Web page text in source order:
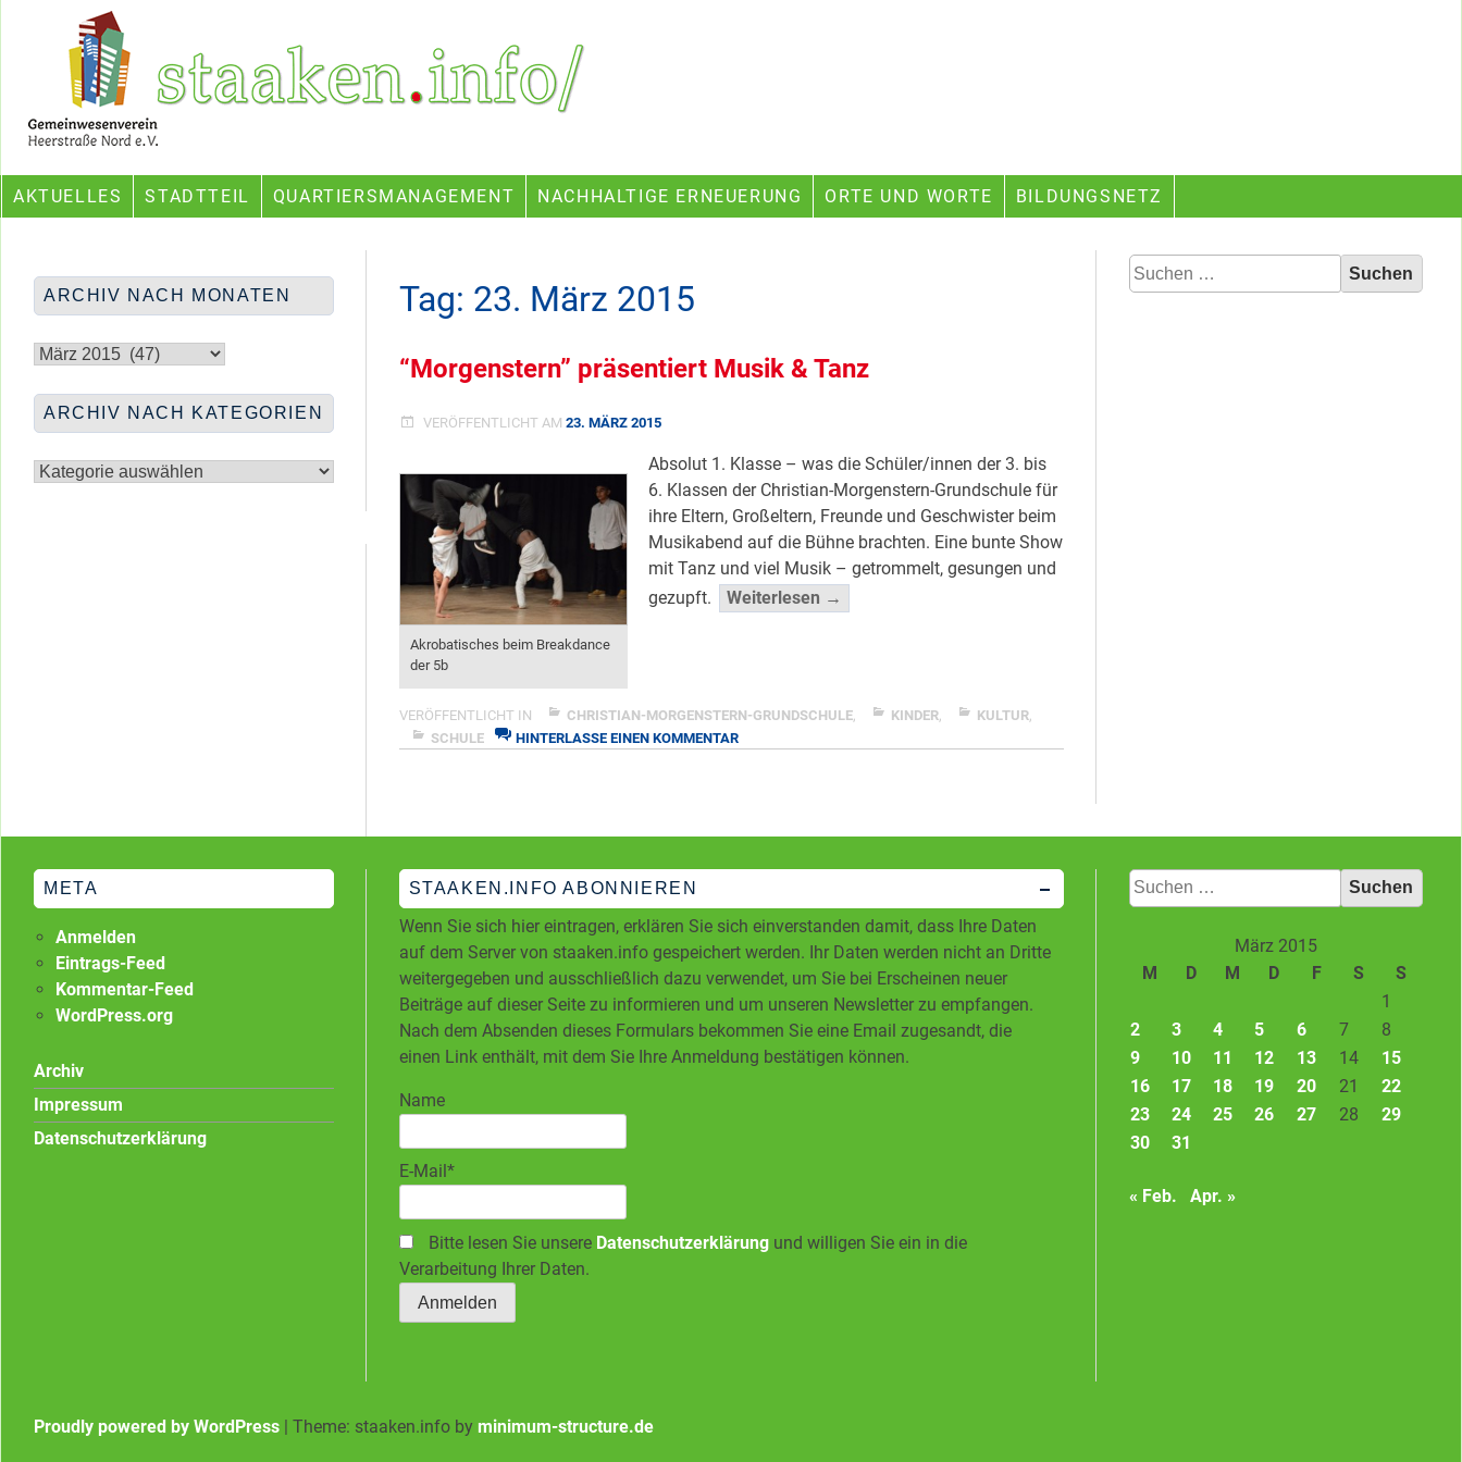
Ein Projekt des Gemeinwesenvereins Heerstraße Nord
AKTUELLES STADTTEIL QUARTIERSMANAGEMENT NACHHALTIGE ERNEUERUNG ORTE UND WORTE BILDUNGSNETZ
Tag: 23. März 2015
“Morgenstern” präsentiert Musik & Tanz
VERÖFFENTLICHT AM 23. MÄRZ 2015
Akrobatisches beim Breakdance
der 5b
Absolut 1. Klasse – was die Schüler/innen der 3. bis
6. Klassen der Christian-Morgenstern-Grundschule für
ihre Eltern, Großeltern, Freunde und Geschwister beim
Musikabend auf die Bühne brachten. Eine bunte Show
mit Tanz und viel Musik – getrommelt, gesungen und
gezupft.
Weiterlesen →
</span
VERÖFFENTLICHT IN CHRISTIAN-MORGENSTERN-GRUNDSCHULE, KINDER, KULTUR,
SCHULE
HINTERLASSE EINEN KOMMENTARZU
TANZ
ARCHIV NACH MONATEN
nach
ARCHIV NACH KATEGORIEN
nach
Suchen
nach:
STAAKEN.INFO ABONNIEREN
Wenn Sie sich hier eintragen, erklären Sie sich einverstanden damit, dass Ihre Daten
auf dem Server von staaken.info gespeichert werden. Ihr Daten werden nicht an Dritte
weitergegeben und ausschließlich dazu verwendet, um Sie bei Erscheinen neuer
Beiträge auf dieser Seite zu informieren und um unseren Newsletter zu empfangen.
Nach dem Absenden dieses Formulars bekommen Sie eine Email zugesandt, die
einen Link enthält, mit dem Sie Ihre Anmeldung bestätigen können.
Name
E-Mail*
Bitte lesen Sie unsere Datenschutzerklärungund willigen Sie ein in die
Verarbeitung Ihrer Daten.
META
Anmelden
Eintrags-Feed
Kommentar-Feed
WordPress.org
Archiv
Impressum
Datenschutzerklärung
Suchen
nach:
März 2015
M
D M D F S
S
1
2
3 4 5 6 7
8
9
10 11 12 13 14
15
16
17 18 19 20 21
22
23
24 25 26 27 28
29
30
31
« Feb. Apr. »
Proudly powered by WordPress | Theme: staaken.info by minimum-structure.de